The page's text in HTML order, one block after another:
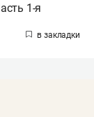
1-я